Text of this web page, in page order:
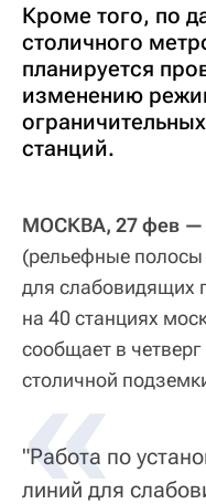
Кроме того, по
столичного
планируется
изменению
станций.
МОСКВА, 27 фев —
(рельефные
для слабовидящих
на 40 станциях
сообщает в
столичной
"Работа по
линий для